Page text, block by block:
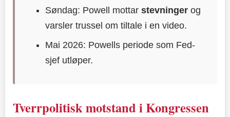
Søndag: Powell mottarstevninger og
varsler trussel om tiltale i en video.
Mai 2026: Powells periode som Fed-
sjef utløper.
Tverrpolitisk motstand i Kongressen